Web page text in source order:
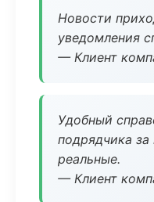
Новости
уведомления
— Клиент
Удобный
подрядчика
реальные.
— Клиент